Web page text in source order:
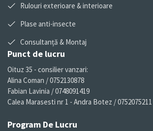
Rulouri exterioare & interioare
Plase anti-insecte
Consultanță & Montaj
Punct de lucru
Oituz 35 - consilier vanzari:
Alina Coman / 0752130878
Fabian Lavinia / 0748091419
Calea Marasesti nr 1 - Andra Botez / 0752075211
Program De Lucru